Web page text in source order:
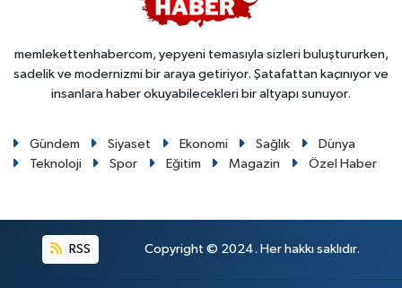
memlekettenhabercom, yepyeni temasıyla sizleri buluştururken,
sadelik ve modernizmi bir araya getiriyor. Şatafattan kaçınıyor ve
insanlara haber okuyabilecekleri bir altyapı sunuyor.
Gündem Siyaset Ekonomi Sağlık
Dünya
Teknoloji
Spor Eğitim Magazin Özel Haber
RSS Copyright © 2024. Her hakkı saklıdır.